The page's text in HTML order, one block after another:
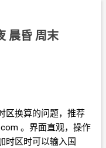
晨昏 周末
区换算的问题，推荐
。界面直观，操作
时区时可以输入国